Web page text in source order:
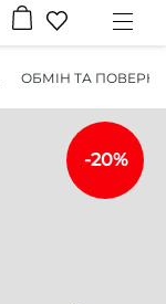
ОБМІН ТА
-20%